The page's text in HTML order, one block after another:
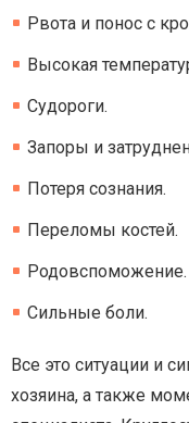
Рвота и понос с
Высокая
Судороги.
Запоры и
Потеря сознания.
Переломы костей.
Родовспоможение.
Сильные боли.
Все это ситуации и
хозяина, а также